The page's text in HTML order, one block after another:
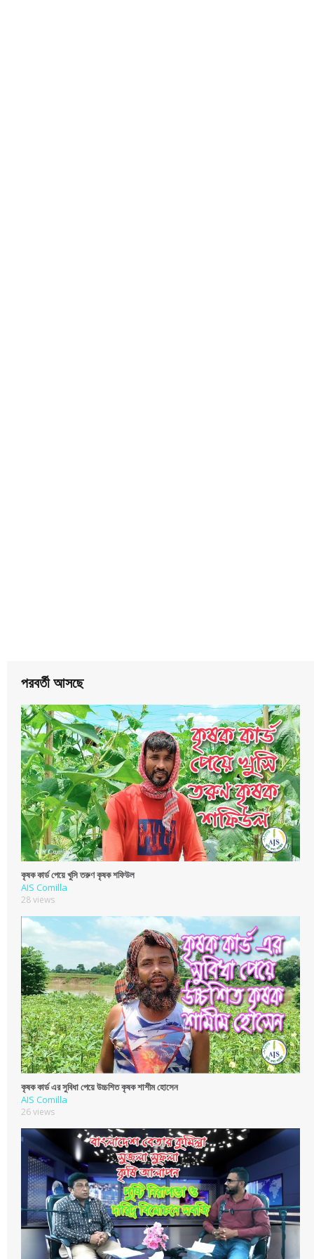
পরবর্তী আসছে
কৃষক কার্ড পেয়ে খুসি তরুণ কৃষক শফিউল
AIS Comilla
28 views
কৃষক কার্ড এর সুবিধা পেয়ে উচ্চশিত কৃষক শাশীম হোসেন
AIS Comilla
26 views